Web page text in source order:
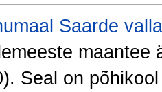
Saarde
maantee
Seal on